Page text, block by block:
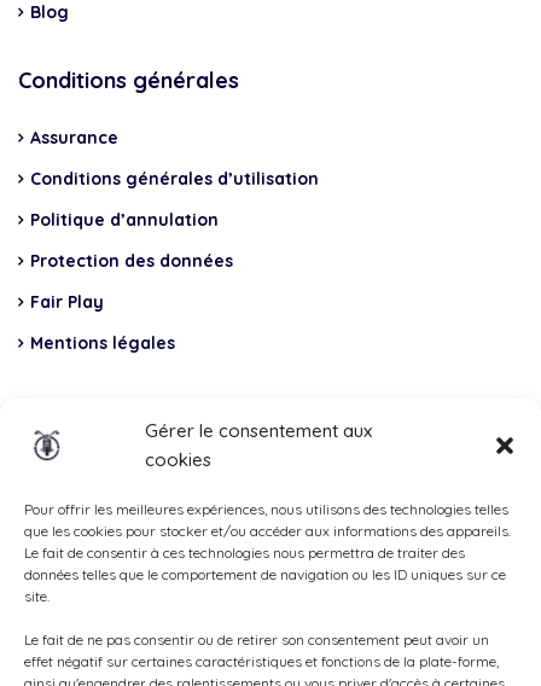
Gérer le consentement aux
cookies
Pour offrir les meilleures expériences, nous utilisons des technologies telles
que les cookies pour stocker et/ou accéder aux informations des appareils.
Le fait de consentir à ces technologies nous permettra de traiter des
données telles que le comportement de navigation ou les ID uniques sur ce
site.
Le fait de ne pas consentir ou de retirer son consentement peut avoir un
effet négatif sur certaines caractéristiques et fonctions de la plate-forme,
Blog
Conditions générales
Assurance
Conditions générales d’utilisation
Politique d’annulation
Protection des données
Fair Play
Mentions légales
Total Casco, Partner
Methods
of
payment